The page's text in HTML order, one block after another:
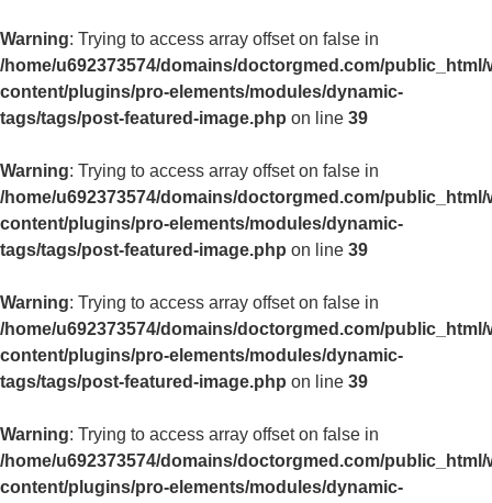
Warning: Trying to access array offset on false in
/home/u692373574/domains/doctorgmed.com/public_html/
content/plugins/pro-elements/modules/dynamic-
tags/tags/post-featured-image.php on line 39
Warning: Trying to access array offset on false in
/home/u692373574/domains/doctorgmed.com/public_html/
content/plugins/pro-elements/modules/dynamic-
tags/tags/post-featured-image.php on line 39
Warning: Trying to access array offset on false in
/home/u692373574/domains/doctorgmed.com/public_html/
content/plugins/pro-elements/modules/dynamic-
tags/tags/post-featured-image.php on line 39
Warning: Trying to access array offset on false in
/home/u692373574/domains/doctorgmed.com/public_html/
content/plugins/pro-elements/modules/dynamic-